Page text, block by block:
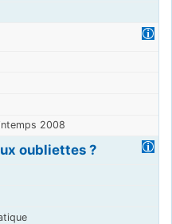
2008
oubliettes ?